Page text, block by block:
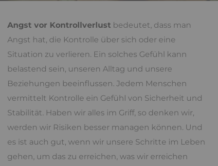
Angst vor Kontrollverlust bedeutet, dass man
Angst hat, die Kontrolle über sich oder eine
Situation zu verlieren. Ein solches Gefühl kann
belastend sein, unseren Alltag und unsere
Beziehungen beeinflussen. Jedem Menschen
vermittelt Kontrolle ein Gefühl von Sicherheit und
Stabilität. Haben wir alles im Griff, so denken wir,
werden wir Risiken besser managen können. Und
es ist auch gut, wenn wir unsere Schritte im Leben
gehen, um das zu erreichen, was wir erreichen